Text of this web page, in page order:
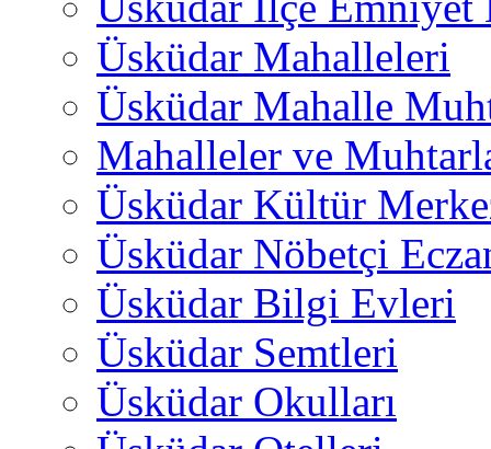
Üsküdar Mahalleleri
Üsküdar Mahalle
Mahalleler ve
Üsküdar Kültür
Üsküdar Nöbetçi
Üsküdar Bilgi Evleri
Üsküdar Semtleri
Üsküdar Okulları